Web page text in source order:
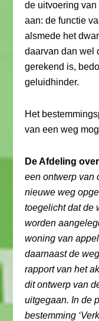
de uitvoering
aan: de functie
alsmede het
daarvan dan wel
gerekend is,
geluidhinder.
Het
van een weg
De Afdeling
een ontwerp van
nieuwe weg
toegelicht dat de
worden
woning van
daarnaast de
rapport van het
dit ontwerp van
uitgegaan. In de
bestemming